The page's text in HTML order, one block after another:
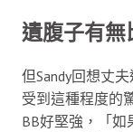
遺腹子有無
但Sandy回想丈
受到這種程度的
BB好堅強，「如